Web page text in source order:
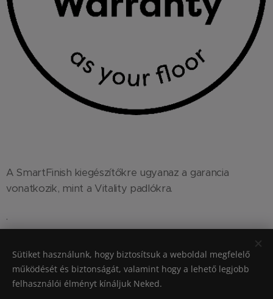
A SmartFinish kiegészítőkre ugyanaz a garancia
vonatkozik, mint a Vitality padlókra.
.
Unilin bv– Ooigemstraat 3 – 8710 Wielsbeke – BELGIUM – tel + 32 56
62 80 81
Sütiket használunk, hogy biztosítsuk a weboldal megfelelő
működését és biztonságát, valamint hogy a lehető legjobb
felhasználói élményt kínáljuk Neked.